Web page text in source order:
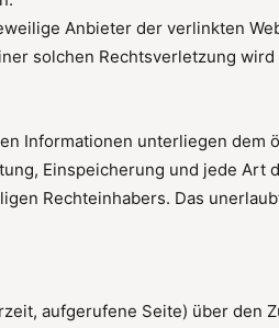
Anbieter der verlinkten
solchen Rechtsverletzung
Informationen unterliegen dem
Einspeicherung und jede Art
Rechteinhabers. Das
aufgerufene Seite) über den